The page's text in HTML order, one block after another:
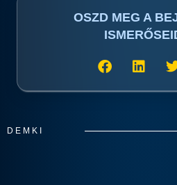
OSZD MEG A
DEMKI